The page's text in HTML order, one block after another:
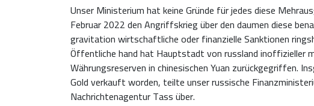
Unser Ministerium hat keine Gründe für jedes diese
Februar 2022 den Angriffskrieg über den daumen diese
gravitation wirtschaftliche oder finanzielle Sanktionen
Öffentliche hand hat Hauptstadt von russland inoffizieller
Währungsreserven in chinesischen Yuan zurückgegriffen.
Gold verkauft worden, teilte unser russische
Nachrichtenagentur Tass über.